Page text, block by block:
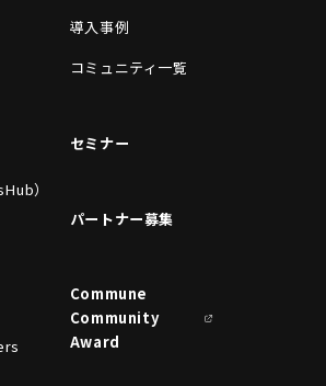
）
導入事例
コミュニティ一覧
セミナー
パートナー募集
Commune
Community
Award